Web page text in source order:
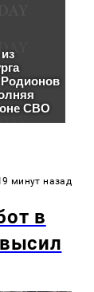
минут назад
в